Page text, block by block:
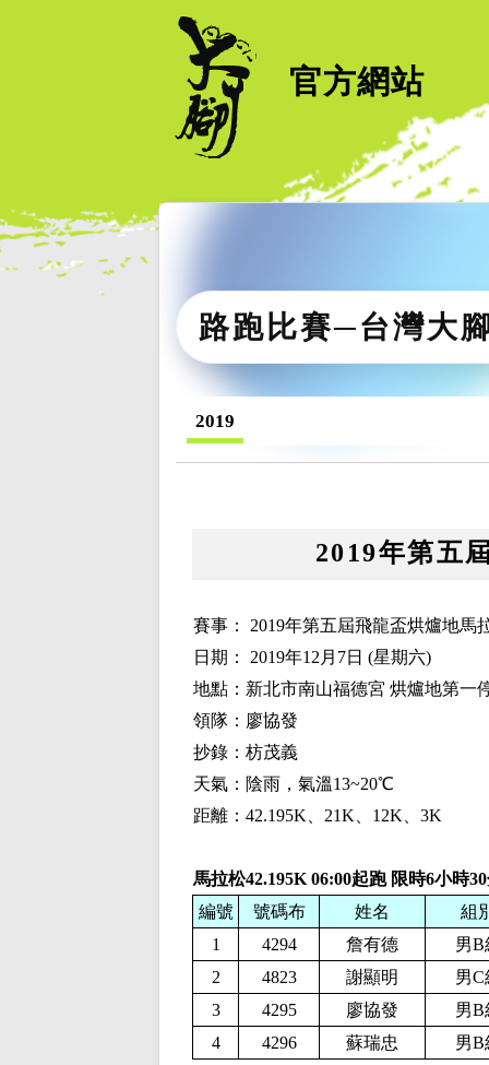
官方網站
路跑比賽─台灣大
2019
2019年第五
賽事： 2019年第五屆飛龍盃烘爐地馬
日期： 2019年12月7日 (星期六)
地點：新北市南山福德宮 烘爐地第一
領隊：廖協發
抄錄：枋茂義
天氣：陰雨，氣溫13~20℃
距離：42.195K、21K、12K、3K
馬拉松42.195K 06:00起跑 限時6小時
編號
號碼布 姓名
組
1
4294 詹有德
男B
2
4823 謝顯明
男C
3
4295 廖協發
男B
4
4296 蘇瑞忠
男B